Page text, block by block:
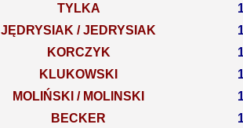
TYLKA
JĘDRYSIAK / JEDRYSIAK
KORCZYK
KLUKOWSKI
MOLIŃSKI / MOLINSKI
BECKER